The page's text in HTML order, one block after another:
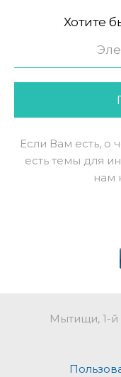
Хотите
Если Вам есть, о
есть темы для
нам
Мытищи, 1-й